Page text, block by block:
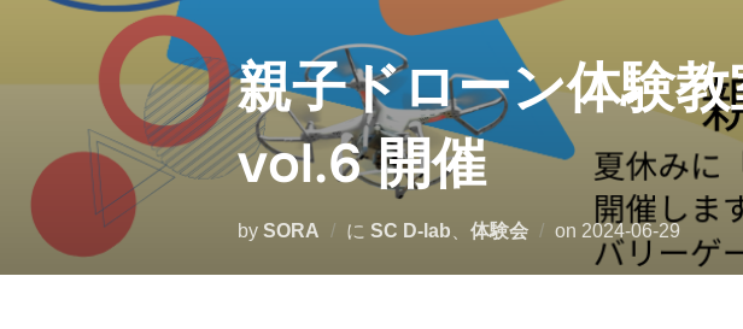
親子ドローン体験
vol.6 開催
by SORA に SC D-lab 体験会 on 2024-06-29